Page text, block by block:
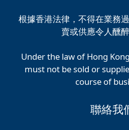
根據香港法律，不得在業務
賣或供應令人醺醉
Under the law of Hong
must not be sold or
course of
聯絡我